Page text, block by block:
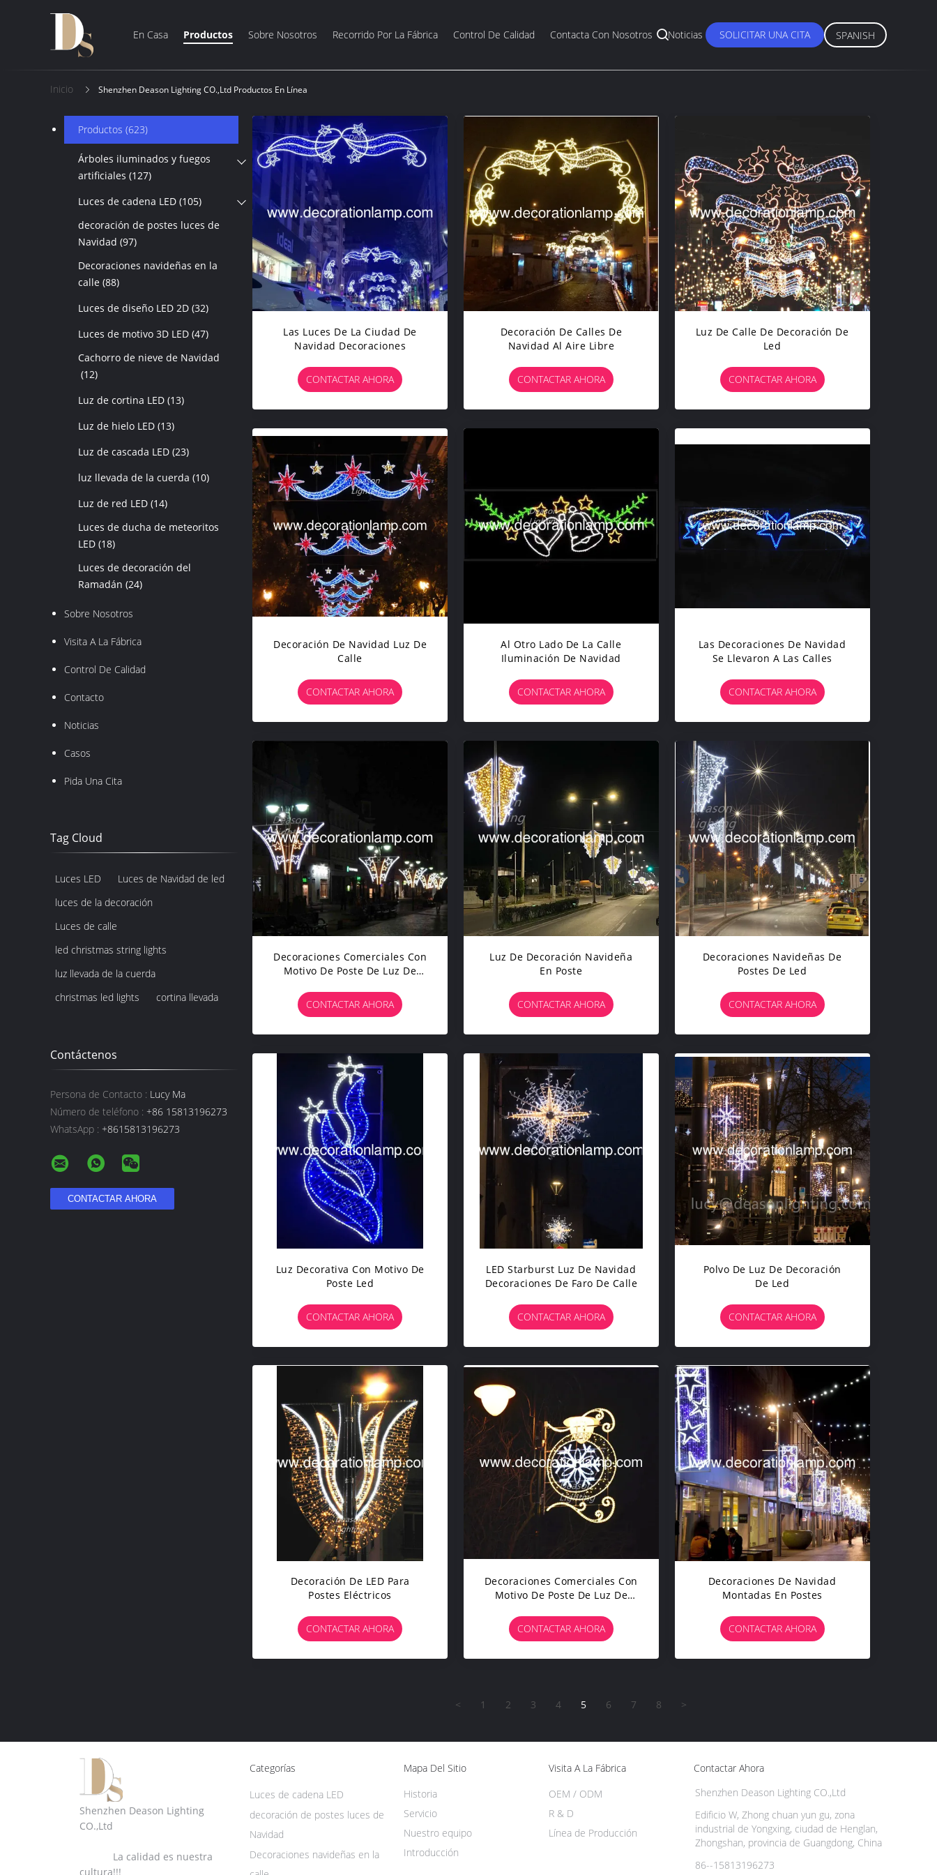
En Casa Productos Sobre Nosotros Recorrido Por La Fábrica Control De Calidad Contacta Con Nosotros Noticias SOLICITAR UNA CITA SPANISH
Inicio Shenzhen Deason Lighting CO.,Ltd Productos En Línea
Productos (623)
Árboles iluminados y fuegos
artificiales (127)
Luces de cadena LED (105)
decoración de postes luces de
Navidad (97)
Decoraciones navideñas en la
calle (88)
Luces de diseño LED 2D (32)
Luces de motivo 3D LED (47)
Cachorro de nieve de Navidad
(12)
Luz de cortina LED (13)
Luz de hielo LED (13)
Luz de cascada LED (23)
luz llevada de la cuerda (10)
Luz de red LED (14)
Luces de ducha de meteoritos
LED (18)
Luces de decoración del
Ramadán (24)
Sobre Nosotros
Visita A La Fábrica
Control De Calidad
Contacto
Noticias
Casos
Pida Una Cita
Tag Cloud
Luces LED
Luces de Navidad de led
luces de la decoración
Luces de calle
led christmas string lights
luz llevada de la cuerda
christmas led lights
cortina llevada
Contáctenos
Persona de Contacto : Lucy Ma
Número de teléfono : +86 15813196273
WhatsApp : +8615813196273
Las Luces De La Ciudad De
Navidad Decoraciones
CONTACTAR AHORA
Decoración De Calles De
Navidad Al Aire Libre
CONTACTAR AHORA
Luz De Calle De Decoración De
Led
CONTACTAR AHORA
Decoración De Navidad Luz De
Calle
CONTACTAR AHORA
Al Otro Lado De La Calle
Iluminación De Navidad
CONTACTAR AHORA
Las Decoraciones De Navidad
Se Llevaron A Las Calles
CONTACTAR AHORA
Decoraciones Comerciales Con
Motivo De Poste De Luz De
CONTACTAR AHORA
Luz De Decoración Navideña
En Poste
CONTACTAR AHORA
Decoraciones Navideñas De
Postes De Led
CONTACTAR AHORA
Luz Decorativa Con Motivo De
Poste Led
CONTACTAR AHORA
LED Starburst Luz De Navidad
Decoraciones De Faro De Calle
CONTACTAR AHORA
Polvo De Luz De Decoración
De Led
CONTACTAR AHORA
Decoración De LED Para
Postes Eléctricos
CONTACTAR AHORA
Decoraciones Comerciales Con
Motivo De Poste De Luz De
CONTACTAR AHORA
Decoraciones De Navidad
Montadas En Postes
CONTACTAR AHORA
< 1 2 3 4 5 6 7 8 >
Shenzhen Deason Lighting
CO.,Ltd
La calidad es nuestra
cultura!!!
Categorías
Luces de cadena LED
decoración de postes luces de
Navidad
Decoraciones navideñas en la
Mapa Del Sitio
Introducción
Historia
Servicio
Nuestro equipo
Visita A La Fábrica
Línea de Producción
OEM / ODM
R & D
Contactar Ahora
Shenzhen Deason Lighting CO.,Ltd
Edificio W, Zhong chuan yun gu, zona
industrial de Yongxing, ciudad de Henglan,
Zhongshan, provincia de Guangdong, China
86--15813196273